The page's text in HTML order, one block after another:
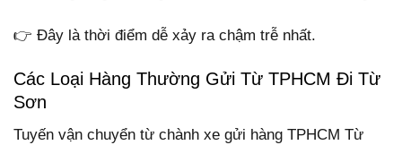
👉 Đây là thời điểm dễ xảy ra chậm trễ nhất.
Các Loại Hàng Thường Gửi Từ TPHCM Đi Từ
Sơn
Tuyến vận chuyển từ chành xe gửi hàng TPHCM Từ